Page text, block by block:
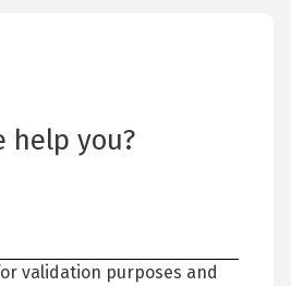
help you?
validation purposes and